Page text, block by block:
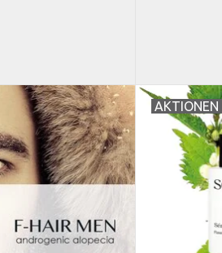
AKTIONEN